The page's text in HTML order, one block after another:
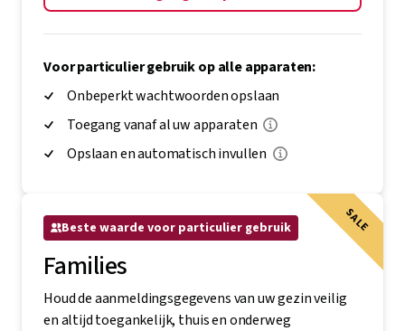
Voor particulier gebruik op alle apparaten:
Onbeperkt wachtwoorden opslaan
Toegang vanaf al uw apparaten
Opslaan en automatisch invullen
SALE
Beste waarde voor particulier gebruik
Families
Houd de aanmeldingsgegevens van uw gezin veilig
en altijd toegankelijk, thuis en onderweg